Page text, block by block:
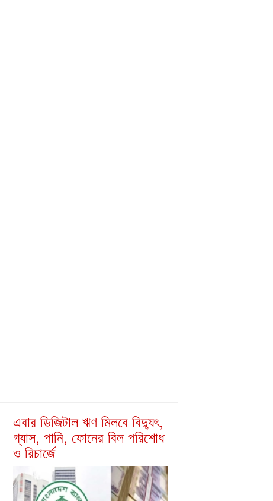
এবার ডিজিটাল ঋণ মিলবে বিদ্যুৎ,
গ্যাস, পানি, ফোনের বিল পরিশোধ
ও রিচার্জে